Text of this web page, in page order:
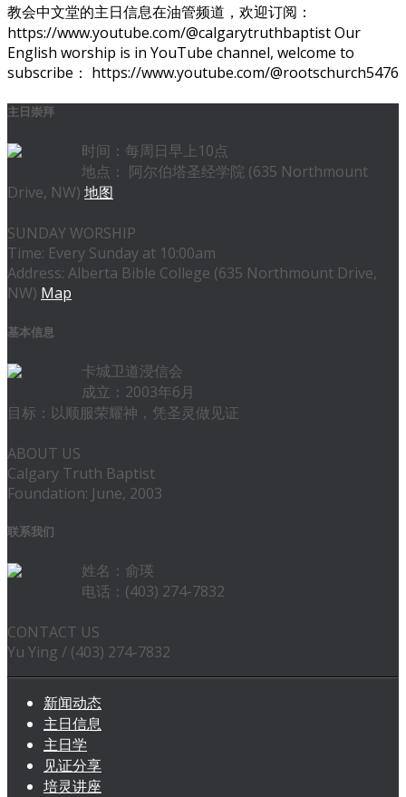
教会中文堂的主日信息在油管频道，欢迎订阅：
https://www.youtube.com/@calgarytruthbaptist Our
English worship is in YouTube channel, welcome to
subscribe： https://www.youtube.com/@rootschurch5476
主日崇拜
时间：每周日早上10点
地点： 阿尔伯塔圣经学院 (635 Northmount
Drive, NW) 地图
SUNDAY WORSHIP
Time: Every Sunday at 10:00am
Address: Alberta Bible College (635 Northmount Drive,
NW) Map
基本信息
卡城卫道浸信会
成立：2003年6月
目标：以顺服荣耀神，凭圣灵做见证
ABOUT US
Calgary Truth Baptist
Foundation: June, 2003
联系我们
姓名：俞瑛
电话：(403) 274-7832
CONTACT US
Yu Ying / (403) 274-7832
新闻动态
主日信息
主日学
见证分享
培灵讲座